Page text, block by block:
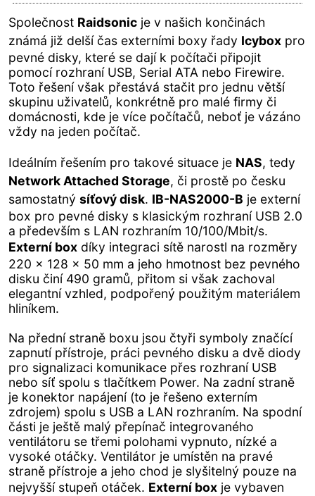
Společnost Raidsonicje v našich končinách
známá již delší čas externími boxy řady Icyboxpro
pevné disky, které se dají k počítači připojit
pomocí rozhraní USB, Serial ATA nebo Firewire.
Toto řešení však přestává stačit pro jednu větší
skupinu uživatelů, konkrétně pro malé firmy či
domácnosti, kde je více počítačů, neboť je vázáno
vždy na jeden počítač.
Ideálním řešením pro takové situace je NAS, tedy
Network Attached Storage, či prostě po česku
samostatný síťový disk. IB-NAS2000-B je externí
box pro pevné disky s klasickým rozhraní USB 2.0
a především s LAN rozhraním 10/100/Mbit/s.
Externí boxdíky integraci sítě narostl na rozměry
220 x 128 x 50 mm a jeho hmotnost bez pevného
disku činí 490 gramů, přitom si však zachoval
elegantní vzhled, podpořený použitým materiálem
hliníkem.
Na přední straně boxu jsou čtyři symboly značící
zapnutí přístroje, práci pevného disku a dvě diody
pro signalizaci komunikace přes rozhraní USB
nebo síť spolu s tlačítkem Power. Na zadní straně
je konektor napájení (to je řešeno externím
zdrojem) spolu s USB a LAN rozhraním. Na spodní
části je ještě malý přepínač integrovaného
ventilátoru se třemi polohami vypnuto, nízké a
vysoké otáčky. Ventilátor je umístěn na pravé
straně přístroje a jeho chod je slyšitelný pouze na
nejvyšší stupeň otáček. Externí boxje vybaven